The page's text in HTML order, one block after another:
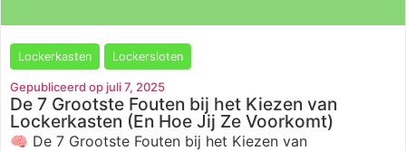
Lockerkasten Lockersloten
Gepubliceerd op juli 7, 2025
De 7 Grootste Fouten bij het Kiezen van
Lockerkasten (En Hoe Jij Ze Voorkomt)
🧠 De 7 Grootste Fouten bij het Kiezen van